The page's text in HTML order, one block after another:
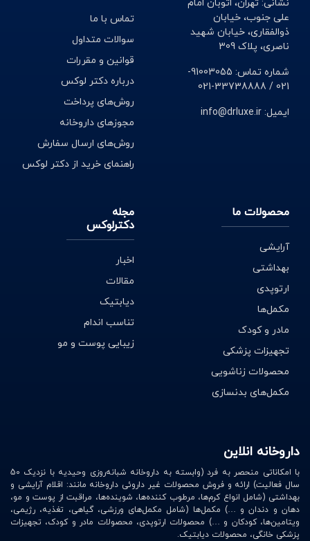
نشانی: تهران، اتوبان امام
علی جنوب، خیابان
ذوالفقاری، خیابان شهید
ناصری، پلاک 309
شماره تماس: 91003055-
021 / 33738888-021
ایمیل: info@drluxe.ir
تماس با ما
سوالات متداول
قوانین و مقررات
درباره دکتر لوکس
روش‌های پرداخت
مجوزهای داروخانه
روش‌های ارسال سفارش
راهنمای خرید از دکتر لوکس
محصولات ما
آرایشی
بهداشتی
ارتوپدی
مکمل‌ها
مادر و کودک
تجهیزات پزشکی
محصولات زناشویی
مکمل‌های بدنسازی
مجله
دکترلوکس
اخبار
مقالات
دیابتیک
تناسب اندام
زیبایی پوست و مو
داروخانه انلاین
با امکاناتی منحصر به فرد (وابسته به داروخانه شبانه‌روزی وحیدیه با نزدیک 50
سال فعالیت) ارائه و فروش محصولات غیر داروئی داروخانه مانند: اقلام آرایشی و
بهداشتی (شامل انواع کرم‌ها، مرطوب کننده‌ها، شوینده‌ها، مراقبت از پوست و مو،
دهان و دندان و …) مکمل‌ها (شامل مکمل‌های ورزشی، گیاهی، تغذیه، رژیمی،
ویتامین‌ها، کودکان و …) محصولات ارتوپدی، محصولات مادر و کودک، تجهیزات
پزشکی خانگی، محصولات دیابتیک.